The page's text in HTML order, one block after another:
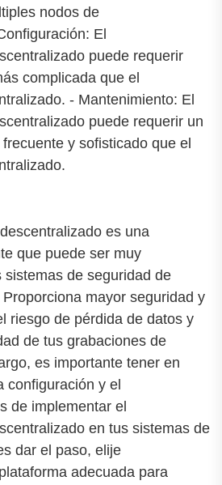
nodos de
El
puede requerir
complicada que el
- Mantenimiento: El
puede requerir un
y sofisticado que el
es una
que puede ser muy
sistemas de seguridad de
mayor seguridad y
riesgo de pérdida de datos y
de tus grabaciones de
es importante tener en
configuración y el
de implementar el
en tus sistemas de
dar el paso, elije
adecuada para